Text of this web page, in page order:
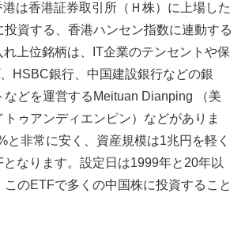
は香港証券取引所（Ｈ株）に上場した
投資する、香港ハンセン指数に連動する
上位銘柄は、IT企業のテンセントや保
HSBC銀行、中国建設銀行などの銀
などを運営するMeituan Dianping （美
トゥアンディエンピン）などがありま
と非常に安く、資産規模は1兆円を軽く
なります。設定日は1999年と20年以
このETFで多くの中国株に投資すること